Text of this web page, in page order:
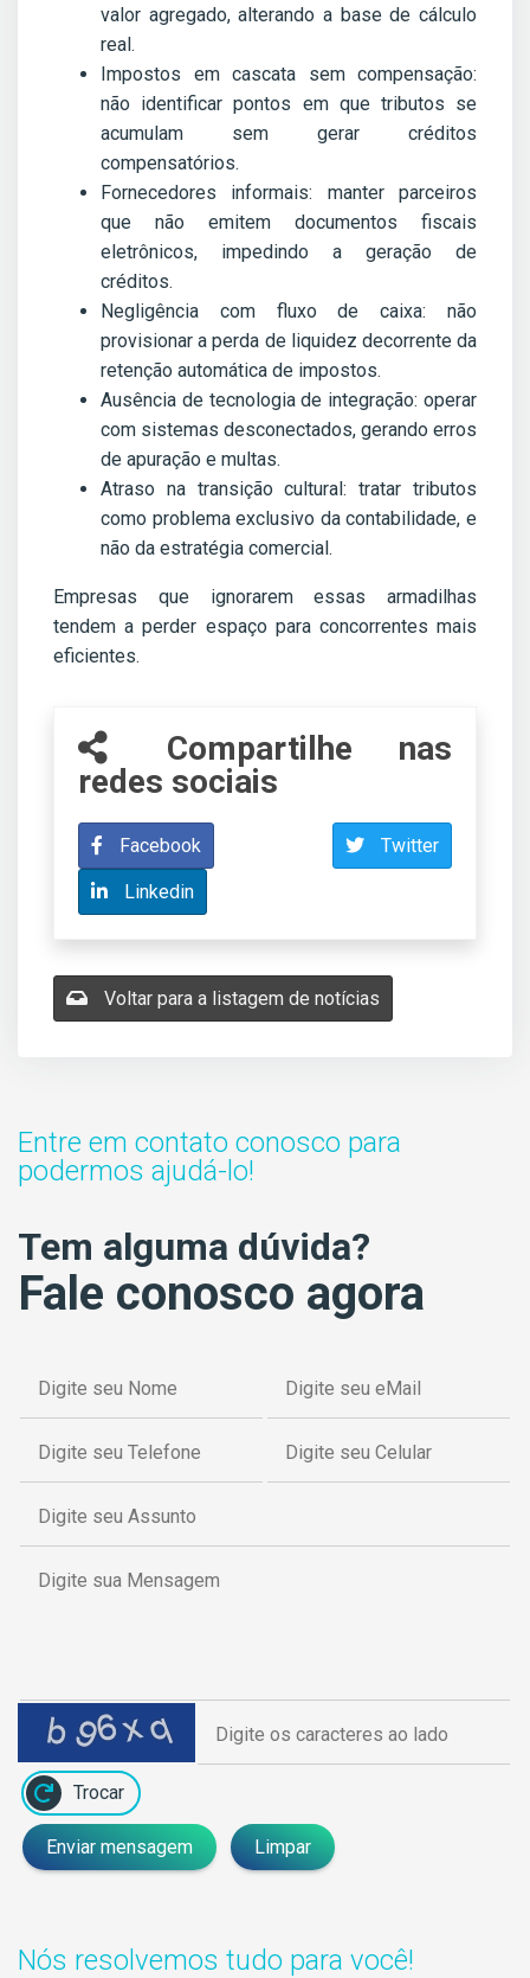
valor agregado, alterando a base de cálculo
real.
Impostos em cascata sem compensação:
não identificar pontos em que tributos se
acumulam sem gerar créditos
compensatórios.
Fornecedores informais: manter parceiros
que não emitem documentos fiscais
eletrônicos, impedindo a geração de
créditos.
Negligência com fluxo de caixa: não
provisionar a perda de liquidez decorrente da
retenção automática de impostos.
Ausência de tecnologia de integração: operar
com sistemas desconectados, gerando erros
de apuração e multas.
Atraso na transição cultural: tratar tributos
como problema exclusivo da contabilidade, e
não da estratégia comercial.
Empresas que ignorarem essas armadilhas
tendem a perder espaço para concorrentes mais
eficientes.
Compartilhe nas
redes sociais
Facebook Twitter
Linkedin
Voltar para a listagem de notícias
Entre em contato conosco para
podermos ajudá-lo!
Tem alguma dúvida?
Fale conosco agora
Trocar
Enviar mensagem Limpar
Nós resolvemos tudo para você!